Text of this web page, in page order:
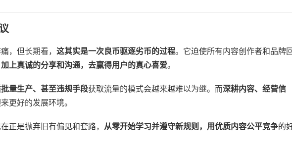
，但长期看，​ ​这其实是一次良币驱逐劣币的过程​。它迫使所有内容创作者和品牌
上真诚的分享和沟通，去赢得用户的真心喜爱​​。
量生产、甚至违规手段​​获取流量的模式会越来越难以为继。而​​深耕内容、经营信
更好的发展环境。
正是抛弃旧有偏见和套路，​ ​从零开始学习并遵守新规则，用优质内容公平竞争​的